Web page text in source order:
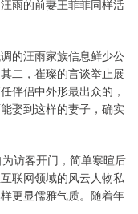
雨的前妻王菲菲同样活
的汪雨家族信息鲜少公
二，崔璨的言谈举止展
伴侣中外形最出众的，
娶到这样的妻子，确实
访客开门，简单寒暄后
联网领域的风云人物私
更显儒雅气质。随着年